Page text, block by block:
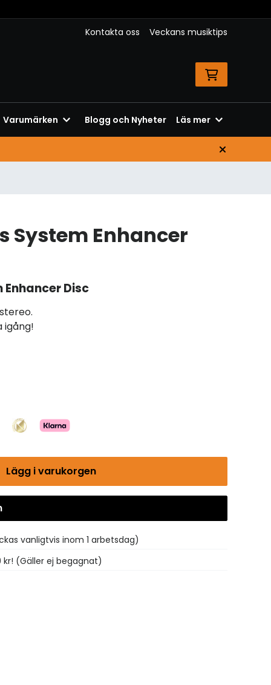
Kontakta oss Veckans musiktips
Varumärken Blogg och Nyheter Läs mer
System Enhancer
Enhancer Disc
igång!
Lägg i varukorgen
vanligtvis inom 1 arbetsdag)
kr! (Gäller ej begagnat)